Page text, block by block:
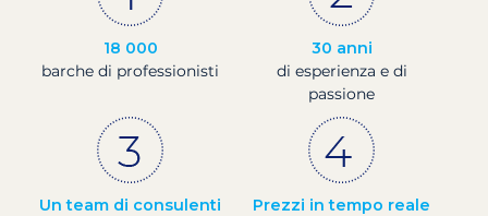
18 000
barche di professionisti
30 anni
di esperienza e di
passione
Un team di consulenti
Prezzi in tempo reale